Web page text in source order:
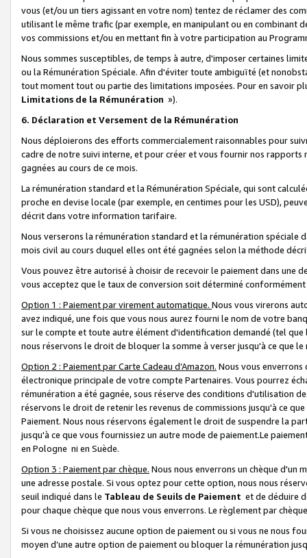
vous (et/ou un tiers agissant en votre nom) tentez de réclamer des
utilisant le même trafic (par exemple, en manipulant ou en combinant
vos commissions et/ou en mettant fin à votre participation au
Nous sommes susceptibles, de temps à autre, d'imposer certaines
ou la Rémunération Spéciale. Afin d'éviter toute ambiguïté (et
tout moment tout ou partie des limitations imposées. Pour en savoir
Limitations de la Rémunération »).
6. Déclaration et Versement de la Rémunération
Nous déploierons des efforts commercialement raisonnables pour
cadre de notre suivi interne, et pour créer et vous fournir nos
gagnées au cours de ce mois.
La rémunération standard et la Rémunération Spéciale, qui sont
proche en devise locale (par exemple, en centimes pour les USD),
décrit dans votre information tarifaire.
Nous verserons la rémunération standard et la rémunération spéciale
mois civil au cours duquel elles ont été gagnées selon la méthode
Vous pouvez être autorisé à choisir de recevoir le paiement dans une
vous acceptez que le taux de conversion soit déterminé
Option 1 : Paiement par virement automatique. Nous vous virerons
avez indiqué, une fois que vous nous aurez fourni le nom de votre
sur le compte et toute autre élément d'identification demandé (tel que
nous réservons le droit de bloquer la somme à verser jusqu'à ce que
Option 2 : Paiement par Carte Cadeau d’Amazon. Nous vous
électronique principale de votre compte Partenaires. Vous pourrez
rémunération a été gagnée, sous réserve des conditions d'utilisation
réservons le droit de retenir les revenus de commissions jusqu'à ce
Paiement. Nous nous réservons également le droit de suspendre la
jusqu'à ce que vous fournissiez un autre mode de paiement.Le
en Pologne ni en Suède.
Option 3 : Paiement par chèque. Nous nous enverrons un chèque d'un
une adresse postale. Si vous optez pour cette option, nous nous
seuil indiqué dans le Tableau de Seuils de Paiement et de déduire
pour chaque chèque que nous vous enverrons. Le règlement par
Si vous ne choisissez aucune option de paiement ou si vous ne nous
moyen d’une autre option de paiement ou bloquer la rémunération